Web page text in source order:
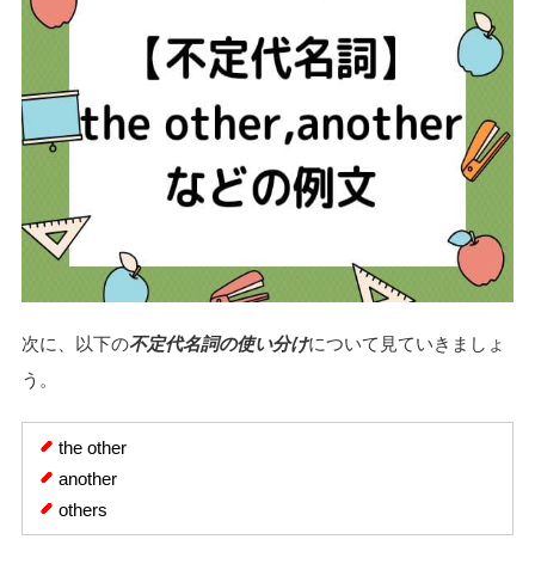
次に、以下の不定代名詞の使い分けについて見ていきましょ
う。
the other
another
others